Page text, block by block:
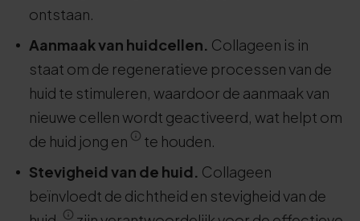
ontstaan.
Aanmaak van huidcellen. Collageen is in
staat om de regeneratieve processen van de
huid te stimuleren, waardoor de aanmaak van
nieuwe cellen wordt geactiveerd, wat helpt om
de huid jong en
te houden.
Stevigheid van de huid. Collageen
beïnvloedt de dichtheid en stevigheid van de